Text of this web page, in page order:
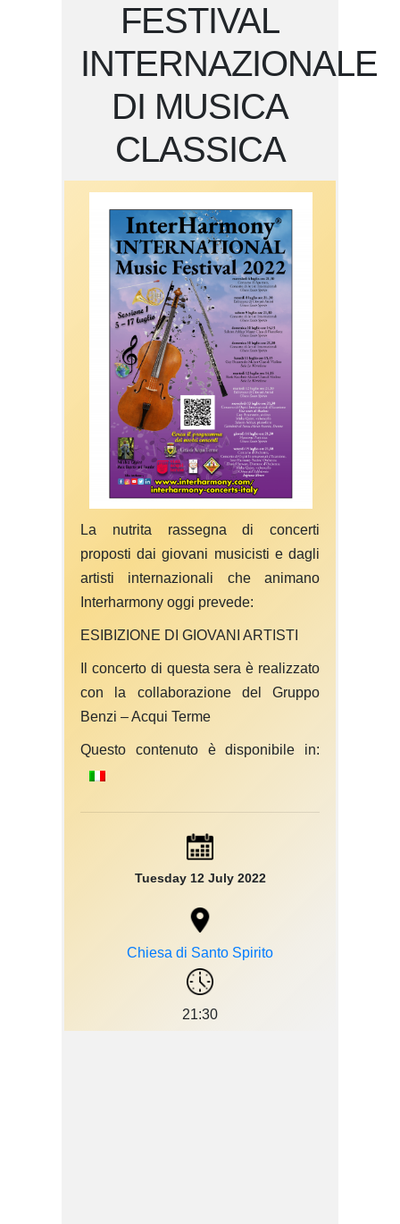
FESTIVAL
INTERNAZIONALE
DI MUSICA
CLASSICA
La nutrita rassegna di concerti
proposti dai giovani musicisti e dagli
artisti internazionali che animano
Interharmony oggi prevede:
ESIBIZIONE DI GIOVANI ARTISTI
Il concerto di questa sera è realizzato
con la collaborazione del Gruppo
Benzi – Acqui Terme
Questo contenuto è disponibile in:
Tuesday 12 July 2022
Chiesa di Santo Spirito
21:30